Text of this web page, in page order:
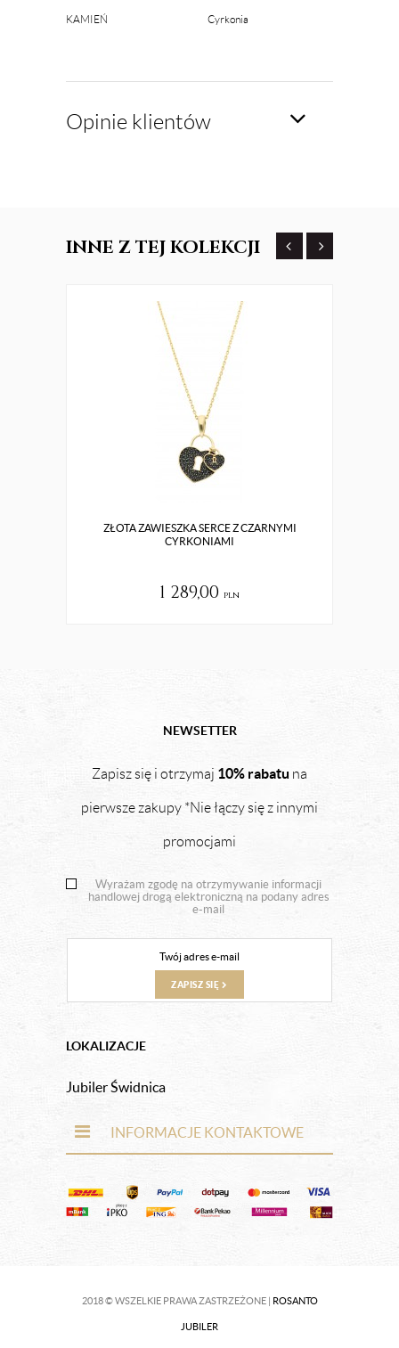
KAMIEŃ Cyrkonia
Opinie klientów
INNE Z TEJ KOLEKCJI
ZŁOTA ZAWIESZKA SERCE Z CZARNYMI
CYRKONIAMI
1 289,00 pln
NEWSETTER
Zapisz się i otrzymaj 10% rabatu na
pierwsze zakupy *Nie łączy się z innymi
promocjami
Wyrażam zgodę na otrzymywanie informacji
handlowej drogą elektroniczną na podany adres
e-mail
ZAPISZ SIĘ
LOKALIZACJE
Jubiler Świdnica
INFORMACJE KONTAKTOWE
2018 © WSZELKIE PRAWA ZASTRZEŻONE | ROSANTO
JUBILER